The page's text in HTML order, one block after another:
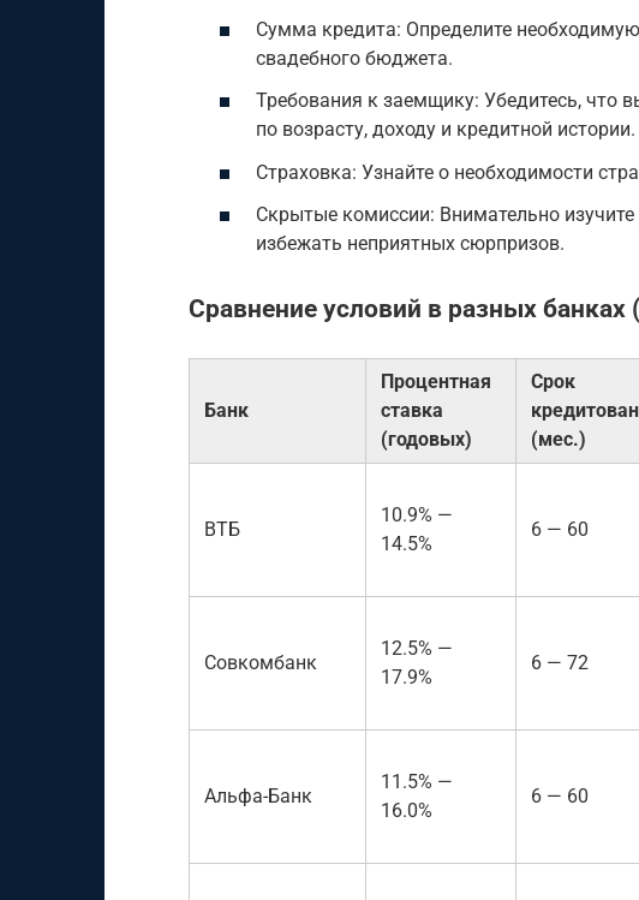
Сумма кредита: Определите
свадебного бюджета.
Требования к заемщику: Убедитесь, что
по возрасту, доходу и кредитной истории.
Страховка: Узнайте о необходимости
Скрытые комиссии: Внимательно
избежать неприятных сюрпризов.
Сравнение условий в разных банках
Банк
Процентная
ставка
(годовых)
Срок
(мес.)
ВТБ
10.9% —
14.5%
6 — 60
Совкомбанк
12.5% —
17.9%
6 — 72
Альфа-Банк
11.5% —
16.0%
6 — 60